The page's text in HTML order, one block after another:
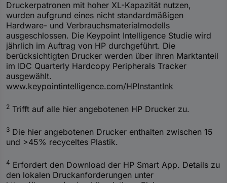
Druckerpatronen mit hoher XL-Kapazität nutzen,
wurden aufgrund eines nicht standardmäßigen
Hardware- und Verbrauchsmaterialmodells
ausgeschlossen. Die Keypoint Intelligence Studie wird
jährlich im Auftrag von HP durchgeführt. Die
berücksichtigten Drucker werden über ihren Marktanteil
im IDC Quarterly Hardcopy Peripherals Tracker
ausgewählt.
www.keypointintelligence.com/HPInstantInk
2 Trifft auf alle hier angebotenen HP Drucker zu.
3 Die hier angebotenen Drucker enthalten zwischen 15
und >45% recyceltes Plastik.
4 Erfordert den Download der HP Smart App. Details zu
den lokalen Druckanforderungen unter